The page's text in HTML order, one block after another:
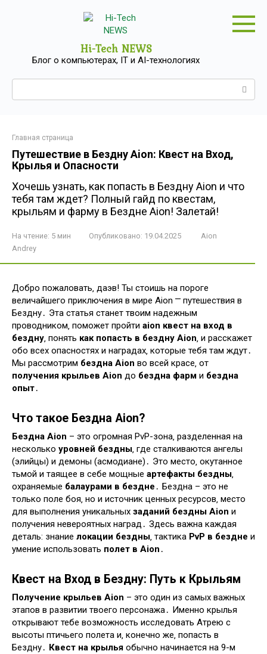
Hi-Tech NEWS
Блог о компьютерах, IT и AI-технологиях
Главная страница
Путешествие в Бездну Aion: Квест на Вход,
Крылья и Опасности
Хочешь узнать, как попасть в Бездну Aion и что
тебя там ждет? Полный гайд по квестам,
крыльям и фарму в Бездне Aion! Залетай!
На чтение: 5 мин Опубликовано: 19.04.2025
Aion
Andrey
Добро пожаловать‚ даэв! Ты стоишь на пороге
величайшего приключения в мире Aion ⎻ путешествия в
Бездну․ Эта статья станет твоим надежным
проводником‚ поможет пройти aion квест на вход в
бездну‚ понять как попасть в бездну Aion‚ и расскажет
обо всех опасностях и наградах‚ которые тебя там ждут․
Мы рассмотрим бездна Aion во всей красе‚ от
получения крыльев Aion до бездна фарм и бездна
опыт․
Что такое Бездна Aion?
Бездна Aion – это огромная PvP-зона‚ разделенная на
несколько уровней бездны‚ где сталкиваются ангелы
(элийцы) и демоны (асмодиане)․ Это место‚ окутанное
тьмой и таящее в себе мощные артефакты бездны‚
охраняемые балаурами в бездне ․ Бездна – это не
только поле боя‚ но и источник ценных ресурсов‚ место
для выполнения уникальных заданий бездны Aion и
получения невероятных наград․ Здесь важна каждая
деталь: знание локации бездны‚ тактика PvP в бездне и
умение использовать полет в Aion ․
Квест на Вход в Бездну: Путь к Крыльям
Получение крыльев Aion – это один из самых важных
этапов в развитии твоего персонажа․ Именно крылья
открывают тебе возможность исследовать Атрею с
высоты птичьего полета и‚ конечно же‚ попасть в
Бездну․ Квест на крылья обычно начинается на 9-м